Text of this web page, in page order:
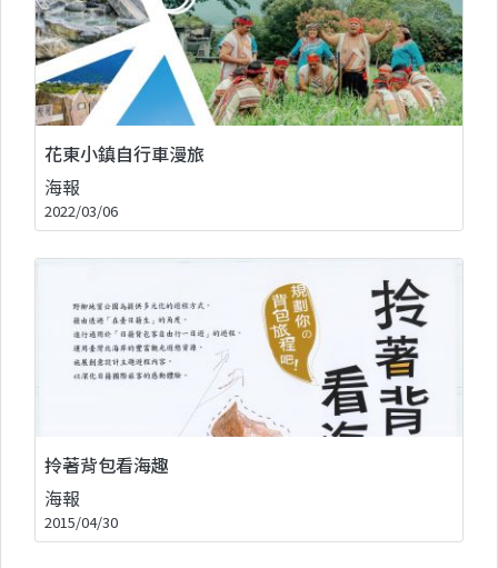
花東小鎮自行車漫旅
海報
2022/03/06
拎著背包看海趣
海報
2015/04/30